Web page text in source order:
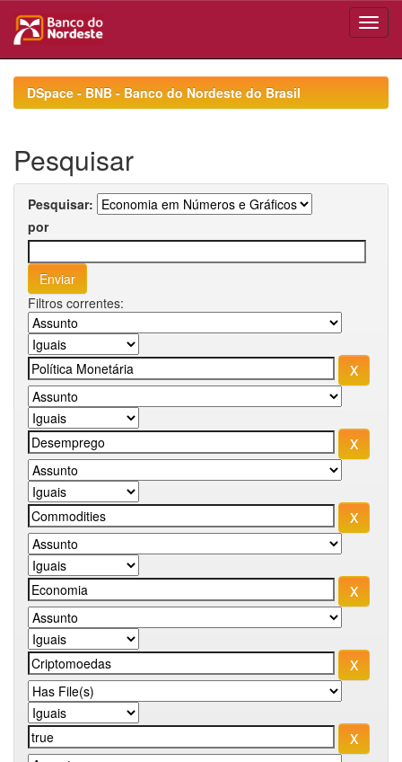
navigationDSpace - BNB - Banco do Nordeste do Brasil
Pesquisar
Pesquisar:
por
Filtros correntes: